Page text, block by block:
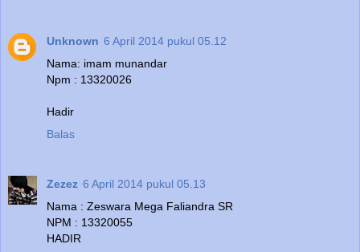
Unknown 6 April 2014 pukul 05.12
Nama: imam munandar
Npm : 13320026
Hadir
Balas
Zezez 6 April 2014 pukul 05.13
Nama : Zeswara Mega Faliandra SR
NPM : 13320055
HADIR